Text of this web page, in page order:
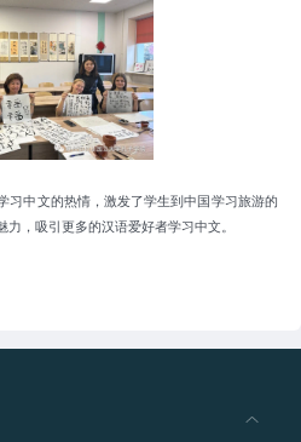
习中文的热情， 激发了学生到中国学习旅游的
力 ，吸引更多的汉语爱好者学习中文